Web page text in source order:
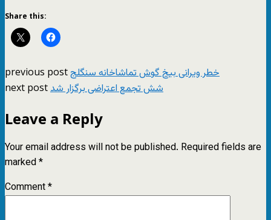
Share this:
previous postخطر ویرانی بیخ گوش تماشاخانه سنگلج
next postشش تجمع اعتراضی برگزار شد
Leave a Reply
Your email address will not be published. Required fields are
marked*
Comment*